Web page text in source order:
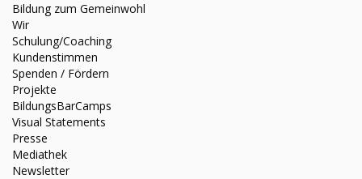
Bildung zum Gemeinwohl
Wir
Schulung/Coaching
Kundenstimmen
Spenden / Fördern
Projekte
BildungsBarCamps
Visual Statements
Presse
Mediathek
Newsletter